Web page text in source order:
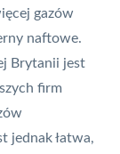
gazów
naftowe.
Brytanii jest
firm
jednak łatwa,